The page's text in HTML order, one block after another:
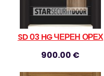
SD 03 HG ЧЕРЕН ОРЕХ
900.00 €